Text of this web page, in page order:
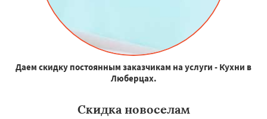
Даем скидку постоянным заказчикам на услуги - Кухни в
Люберцах.
Скидка новоселам